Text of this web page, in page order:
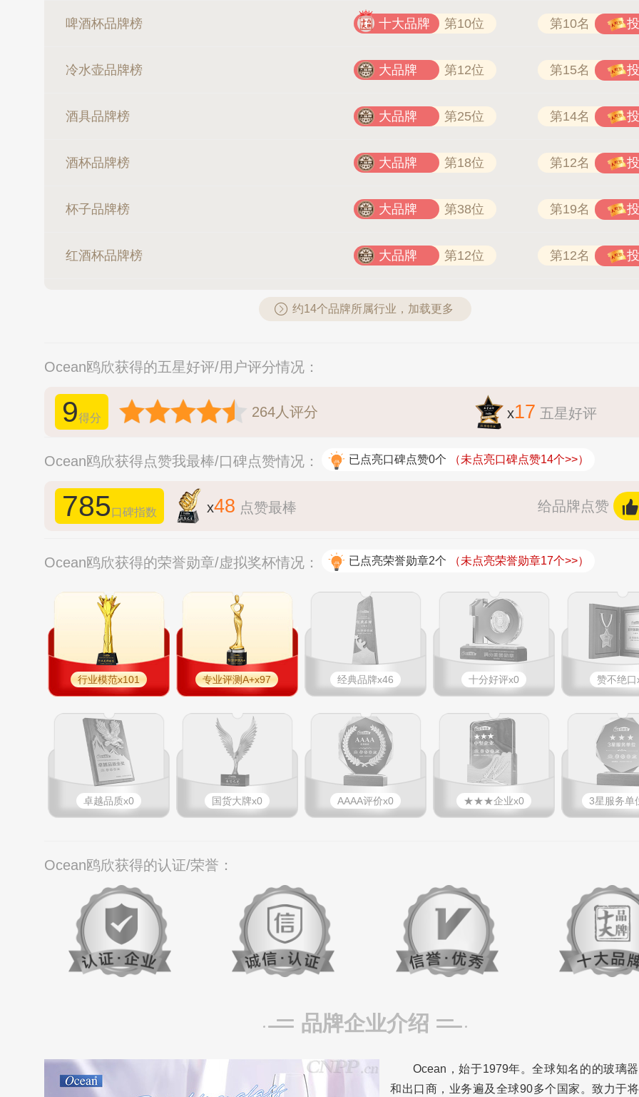
啤酒杯品牌榜 十大品牌 第10位 第10名
冷水壶品牌榜 大品牌 第12位 第15名
酒具品牌榜 大品牌 第25位 第14名
酒杯品牌榜 大品牌 第18位 第12名
杯子品牌榜 大品牌 第38位 第19名
红酒杯品牌榜 大品牌 第12位 第12名
约14个品牌所属行业，加载更多
Ocean鸥欣获得的五星好评/用户评分情况：
9得分 264人评分 x17 五星好评
Ocean鸥欣获得点赞我最棒/口碑点赞情况： 已点亮口碑点赞0个 （未点亮口碑点赞14个>>）
785口碑指数 x48 点赞最棒 给品牌点赞
Ocean鸥欣获得的荣誉勋章/虚拟奖杯情况： 已点亮荣誉勋章2个 （未点亮荣誉勋章17个>>）
行业模范x101 专业评测A+x97 经典品牌x46 十分好评x0 赞不绝口
卓越品质x0 国货大牌x0 AAAA评价x0 ★★★企业x0 3星服务单
Ocean鸥欣获得的认证/荣誉：
品牌企业介绍
Ocean，始于1979年。全球知名的的玻璃
和出口商，业务遍及全球90多个国家。致力于